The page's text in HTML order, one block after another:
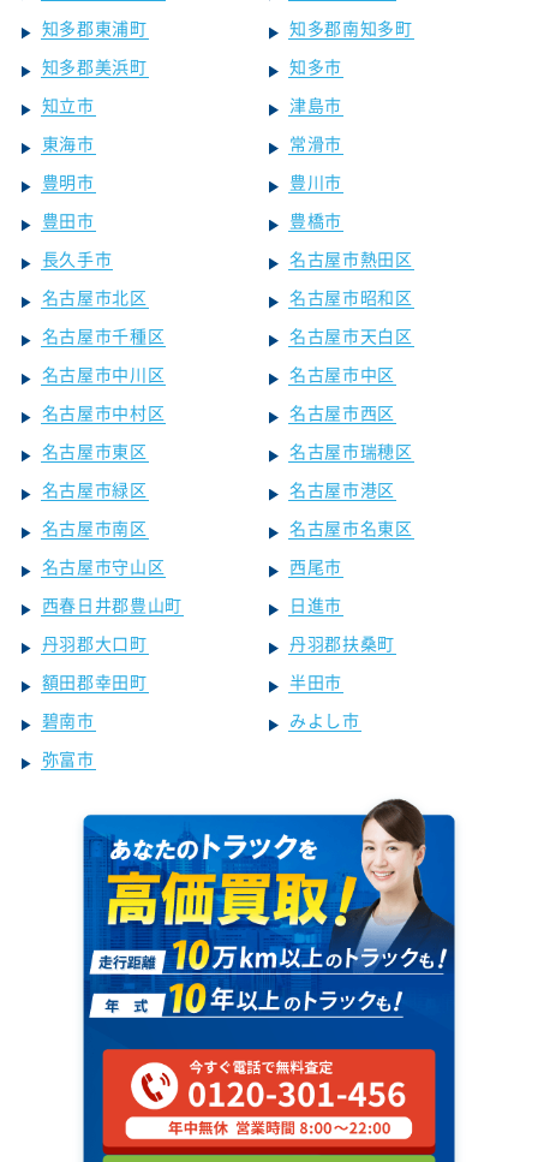
知多郡東浦町
知多郡南知多町
知多郡美浜町
知多市
知立市
津島市
東海市
常滑市
豊明市
豊川市
豊田市
豊橋市
長久手市
名古屋市熱田区
名古屋市北区
名古屋市昭和区
名古屋市千種区
名古屋市天白区
名古屋市中川区
名古屋市中区
名古屋市中村区
名古屋市西区
名古屋市東区
名古屋市瑞穂区
名古屋市緑区
名古屋市港区
名古屋市南区
名古屋市名東区
名古屋市守山区
西尾市
西春日井郡豊山町
日進市
丹羽郡大口町
丹羽郡扶桑町
額田郡幸田町
半田市
碧南市
みよし市
弥富市